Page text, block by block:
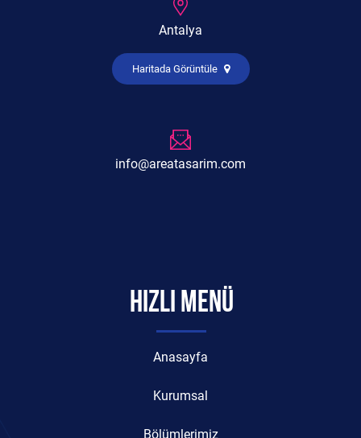
Antalya
Haritada Görüntüle
info@areatasarim.com
HIZLI MENÜ
Anasayfa
Kurumsal
Bölümlerimiz